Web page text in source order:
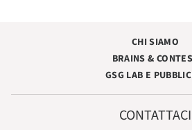
CHI SIAMO
BRAINS &
GSG LAB E
CONTATTACI